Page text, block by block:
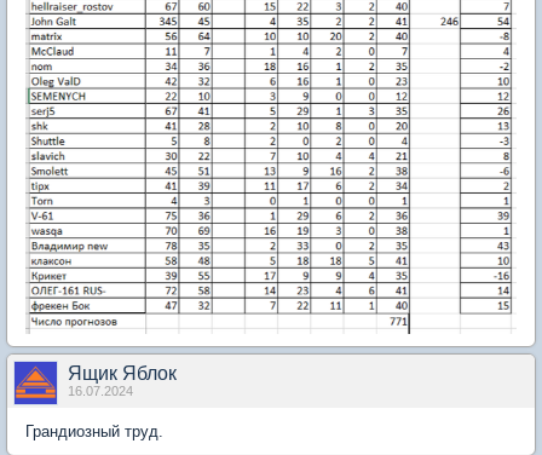
Ящик Яблок
16.07.2024
Грандиозный труд.